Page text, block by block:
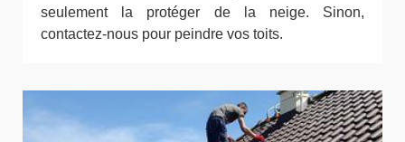
seulement la protéger de la neige. Sinon,
contactez-nous pour peindre vos toits.